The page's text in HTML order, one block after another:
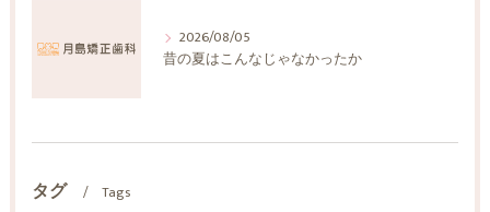
2026/08/05
昔の夏はこんなじゃなかったか
タグ Tags